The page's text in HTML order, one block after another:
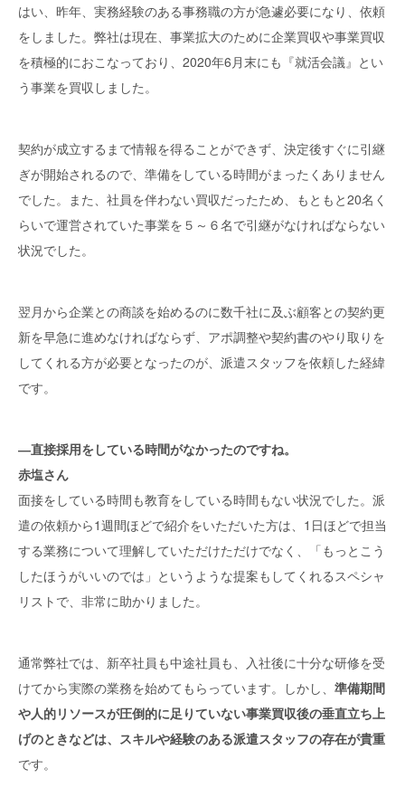
はい、昨年、実務経験のある事務職の方が急遽必要になり、依頼
をしました。弊社は現在、事業拡大のために企業買収や事業買収
を積極的におこなっており、2020年6月末にも『就活会議』とい
う事業を買収しました。
契約が成立するまで情報を得ることができず、決定後すぐに引継
ぎが開始されるので、準備をしている時間がまったくありません
でした。また、社員を伴わない買収だったため、もともと20名く
らいで運営されていた事業を５～６名で引継がなければならない
状況でした。
翌月から企業との商談を始めるのに数千社に及ぶ顧客との契約更
新を早急に進めなければならず、アポ調整や契約書のやり取りを
してくれる方が必要となったのが、派遣スタッフを依頼した経緯
です。
―直接採用をしている時間がなかったのですね。
赤塩さん
面接をしている時間も教育をしている時間もない状況でした。派
遣の依頼から1週間ほどで紹介をいただいた方は、1日ほどで担当
する業務について理解していただけただけでなく、「もっとこう
したほうがいいのでは」というような提案もしてくれるスペシャ
リストで、非常に助かりました。
通常弊社では、新卒社員も中途社員も、入社後に十分な研修を受
けてから実際の業務を始めてもらっています。しかし、 準備期間
や人的リソースが圧倒的に足りていない事業買収後の垂直立ち上
げのときなどは、スキルや経験のある派遣スタッフの存在が貴重
です。